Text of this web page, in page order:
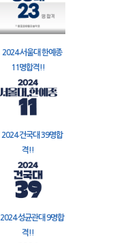
2024 서울대 한예종
11명합격!!
2024 건국대 39명합
격!!
2024 성균관대 9명합
격!!